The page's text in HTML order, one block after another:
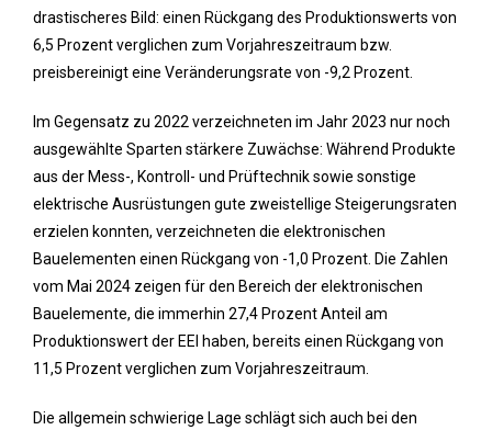
drastischeres Bild: einen Rückgang des Produktionswerts von
6,5 Prozent verglichen zum Vorjahreszeitraum bzw.
preisbereinigt eine Veränderungsrate von -9,2 Prozent.
Im Gegensatz zu 2022 verzeichneten im Jahr 2023 nur noch
ausgewählte Sparten stärkere Zuwächse: Während Produkte
aus der Mess-, Kontroll- und Prüftechnik sowie sonstige
elektrische Ausrüstungen gute zweistellige Steigerungsraten
erzielen konnten, verzeichneten die elektronischen
Bauelementen einen Rückgang von -1,0 Prozent. Die Zahlen
vom Mai 2024 zeigen für den Bereich der elektronischen
Bauelemente, die immerhin 27,4 Prozent Anteil am
Produktionswert der EEI haben, bereits einen Rückgang von
11,5 Prozent verglichen zum Vorjahreszeitraum.
Die allgemein schwierige Lage schlägt sich auch bei den